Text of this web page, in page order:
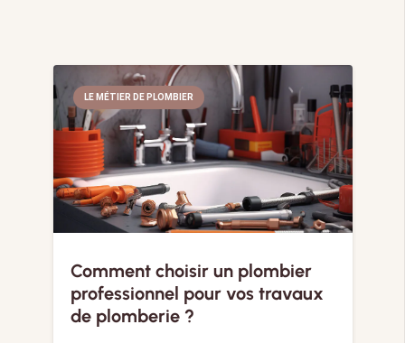
LE MÉTIER DE PLOMBIER
Comment choisir un plombier
professionnel pour vos travaux
de plomberie ?